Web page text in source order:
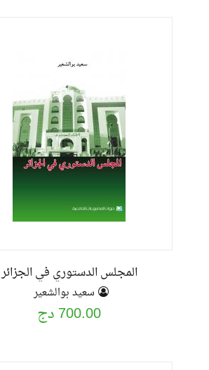
المجلس الدستوري في الجزائر
سعيد بوالشعير
700.00 دج